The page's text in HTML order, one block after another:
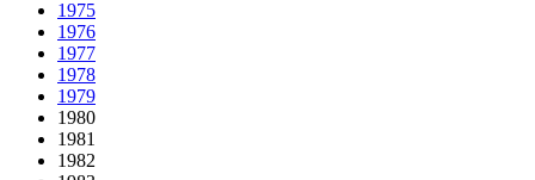
1975
1976
1977
1978
1979
1980
1981
1982